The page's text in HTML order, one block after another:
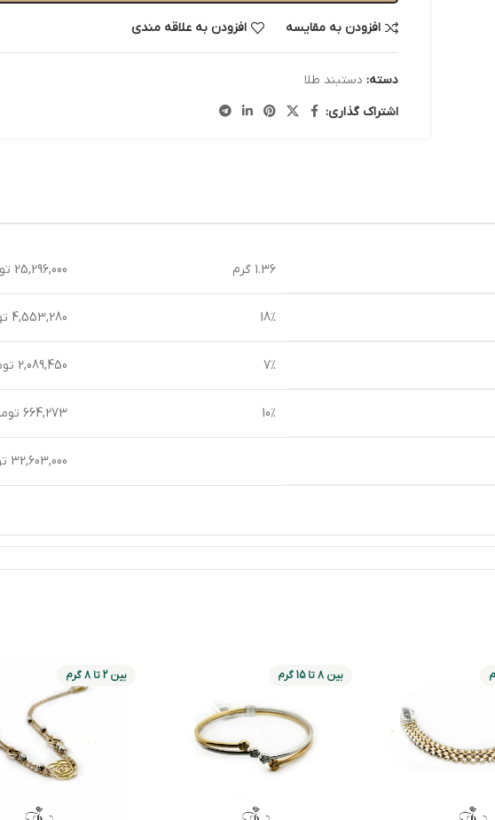
افزودن به مقایسه افزودن به علاقه مندی
دسته: دستبند طلا
اشتراک گذاری:
1.36 گرم 25,296,000 تومان
18% 4,553,280 تومان
7% 2,089,450 تومان
10% 664,273 تومان
32,603,000 تومان
بین 8 تا 15 گرم بین 2 تا 8 گرم